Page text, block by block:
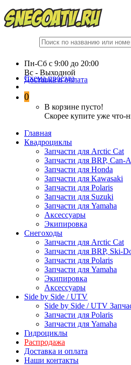
Пн-Сб c 9:00 до 20:00
Вc - Выходной
Схема проезда
Доставка и оплата
0
В корзине пусто!
Скорее купите уже что-
Главная
Квадроциклы
Запчасти для Arctic Cat
Запчасти для BRP, Can-
Запчасти для Honda
Запчасти для Kawasaki
Запчасти для Polaris
Запчасти для Suzuki
Запчасти для Yamaha
Аксессуары
Экипировка
Снегоходы
Запчасти для Arctic Cat
Запчасти для BRP, Ski-
Запчасти для Polaris
Запчасти для Yamaha
Экипировка
Аксессуары
Side by Side / UTV
Side by Side / UTV
Запчасти для Polaris
Запчасти для Yamaha
Гидроциклы
Распродажа
Доставка и оплата
Наши контакты